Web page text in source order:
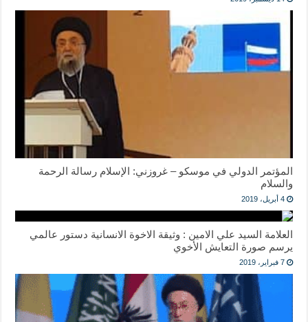
المؤتمر الدولي في موسكو – غروزني: الإسلام رسالة الرحمة
والسلام
4 أبريل، 2019
العلامة السيد علي الامين : وثيقة الاخوة الانسانية دستور عالمي
يرسم صورة التعايش الأخوي
7 فبراير، 2019